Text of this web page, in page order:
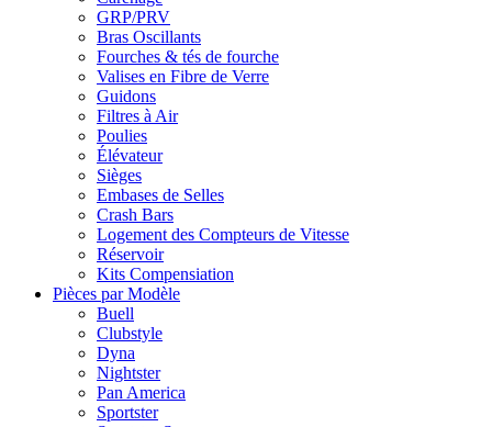
GRP/PRV
Bras Oscillants
Fourches & tés de fourche
Valises en Fibre de Verre
Guidons
Filtres à Air
Poulies
Élévateur
Sièges
Embases de Selles
Crash Bars
Logement des Compteurs de Vitesse
Réservoir
Kits Compensiation
Pièces par Modèle
Buell
Clubstyle
Dyna
Nightster
Pan America
Sportster